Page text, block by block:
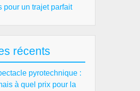
pour un trajet parfait
récents
pyrotechnique :
à quel prix pour la